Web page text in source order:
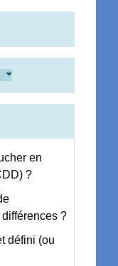
en
?
?
défini (ou